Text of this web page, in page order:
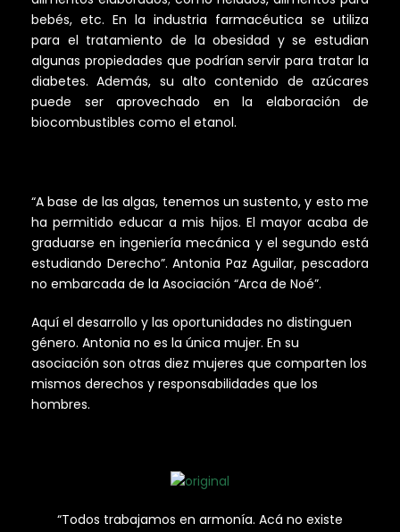
bebés, etc. En la industria farmacéutica se utiliza
para el tratamiento de la obesidad y se estudian
algunas propiedades que podrían servir para tratar la
diabetes. Además, su alto contenido de azúcares
puede ser aprovechado en la elaboración de
biocombustibles como el etanol.
“A base de las algas, tenemos un sustento, y esto me
ha permitido educar a mis hijos. El mayor acaba de
graduarse en ingeniería mecánica y el segundo está
estudiando Derecho”. Antonia Paz Aguilar, pescadora
no embarcada de la Asociación “Arca de Noé”.
Aquí el desarrollo y las oportunidades no distinguen
género. Antonia no es la única mujer. En su
asociación son otras diez mujeres que comparten los
mismos derechos y responsabilidades que los
hombres.
“Todos trabajamos en armonía. Acá no existe